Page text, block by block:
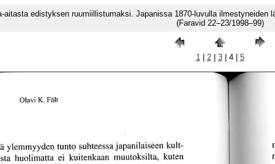
aitasta edistyksen ruumiillistumaksi. Japanissa 1870-luvulla
(Faravid 22–23/1998–99)
1| 2| 3| 4 | 5